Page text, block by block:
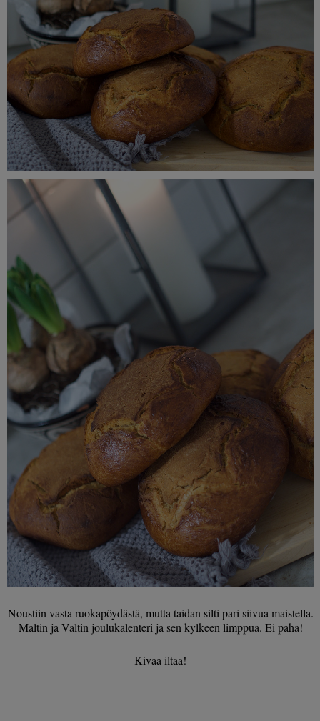
Noustiin vasta ruokapöydästä, mutta taidan silti pari siivua maistella.
Maltin ja Valtin joulukalenteri ja sen kylkeen limppua. Ei paha!
Kivaa iltaa!